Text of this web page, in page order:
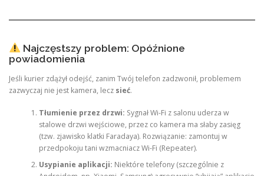
Najczęstszy problem: Opóźnione
powiadomienia
Jeśli kurier zdążył odejść, zanim Twój telefon zadzwonił, problemem
zazwyczaj nie jest kamera, lecz sieć.
Tłumienie przez drzwi: Sygnał Wi-Fi z salonu uderza w
stalowe drzwi wejściowe, przez co kamera ma słaby zasięg
(tzw. zjawisko klatki Faradaya). Rozwiązanie: zamontuj w
przedpokoju tani wzmacniacz Wi-Fi (Repeater).
Usypianie aplikacji: Niektóre telefony (szczególnie z